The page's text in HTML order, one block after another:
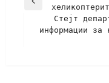
Стејт
информации за